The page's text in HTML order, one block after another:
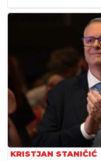
KRISTJAN STANIČIĆ